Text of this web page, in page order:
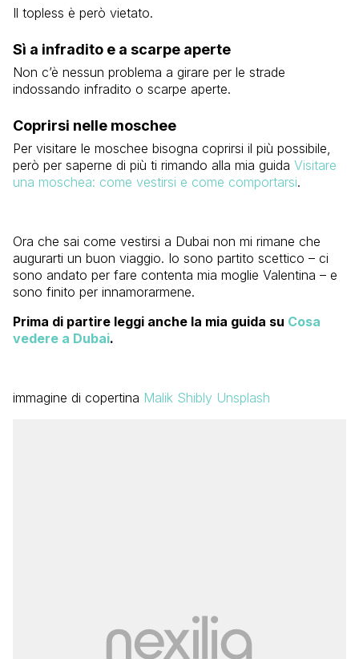
Il topless è però vietato.
Sì a infradito e a scarpe aperte
Non c’è nessun problema a girare per le strade
indossando infradito o scarpe aperte.
Coprirsi nelle moschee
Per visitare le moschee bisogna coprirsi il più possibile,
però per saperne di più ti rimando alla mia guida Visitare
una moschea: come vestirsi e come comportarsi.
Ora che sai come vestirsi a Dubai non mi rimane che
augurarti un buon viaggio. Io sono partito scettico – ci
sono andato per fare contenta mia moglie Valentina – e
sono finito per innamorarmene.
Prima di partire leggi anche la mia guida su Cosa
vedere a Dubai.
immagine di copertina Malik Shibly Unsplash